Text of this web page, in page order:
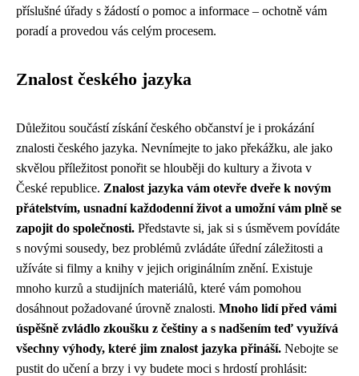
příslušné úřady s žádostí o pomoc a informace – ochotně vám
poradí a provedou vás celým procesem.
Znalost českého jazyka
Důležitou součástí získání českého občanství je i prokázání
znalosti českého jazyka. Nevnímejte to jako překážku, ale jako
skvělou příležitost ponořit se hlouběji do kultury a života v
České republice. Znalost jazyka vám otevře dveře k novým
přátelstvím, usnadní každodenní život a umožní vám plně se
zapojit do společnosti. Představte si, jak si s úsměvem povídáte
s novými sousedy, bez problémů zvládáte úřední záležitosti a
užíváte si filmy a knihy v jejich originálním znění. Existuje
mnoho kurzů a studijních materiálů, které vám pomohou
dosáhnout požadované úrovně znalosti. Mnoho lidí před vámi
úspěšně zvládlo zkoušku z češtiny a s nadšením teď využívá
všechny výhody, které jim znalost jazyka přináší. Nebojte se
pustit do učení a brzy i vy budete moci s hrdostí prohlásit: